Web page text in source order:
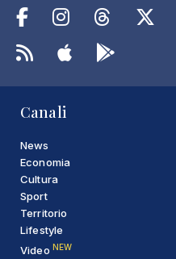
Canali
News
Economia
Cultura
Sport
Territorio
Lifestyle
Video NEW